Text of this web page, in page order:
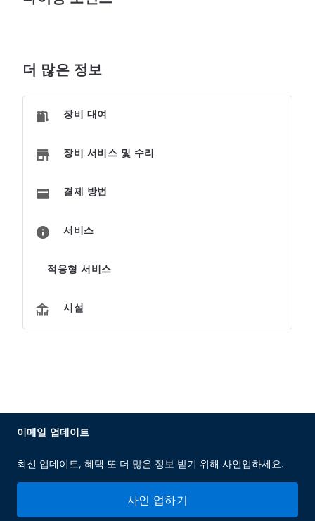
더 많은 정보
서비스
적응형 서비스
시설
장비 대여
장비 서비스 및 수리
결제 방법
이메일 업데이트
최신 업데이트, 혜택 또 더 많은 정보 받기 위해 사인업하세요.
사인 업하기